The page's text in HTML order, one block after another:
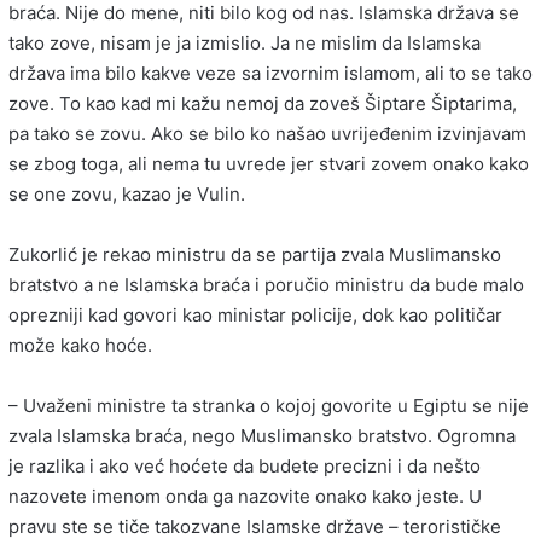
braća. Nije do mene, niti bilo kog od nas. Islamska država se
tako zove, nisam je ja izmislio. Ja ne mislim da Islamska
država ima bilo kakve veze sa izvornim islamom, ali to se tako
zove. To kao kad mi kažu nemoj da zoveš Šiptare Šiptarima,
pa tako se zovu. Ako se bilo ko našao uvrijeđenim izvinjavam
se zbog toga, ali nema tu uvrede jer stvari zovem onako kako
se one zovu, kazao je Vulin.
Zukorlić je rekao ministru da se partija zvala Muslimansko
bratstvo a ne Islamska braća i poručio ministru da bude malo
oprezniji kad govori kao ministar policije, dok kao političar
može kako hoće.
– Uvaženi ministre ta stranka o kojoj govorite u Egiptu se nije
zvala Islamska braća, nego Muslimansko bratstvo. Ogromna
je razlika i ako već hoćete da budete precizni i da nešto
nazovete imenom onda ga nazovite onako kako jeste. U
pravu ste se tiče takozvane Islamske države – terorističke